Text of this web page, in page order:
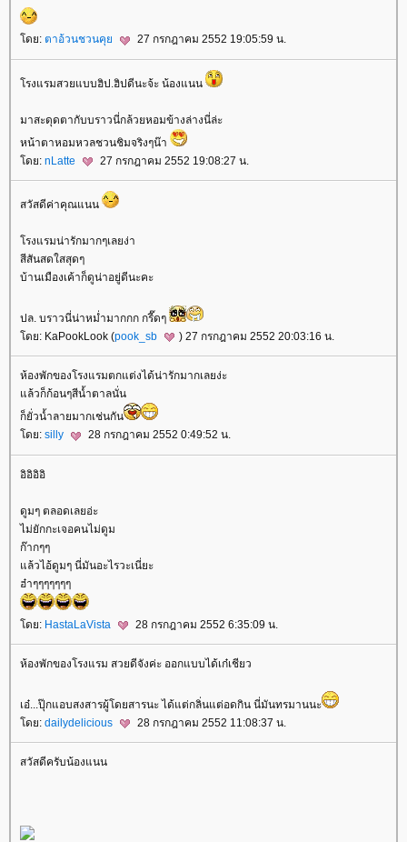
ดย: ตาอ้วนชวนคุ 27 กรกฎาคม 2552 19:05:59 น.
รงแรมสวยแบบฮิป.ฮิปดีนะจ้ะ น้องแนน
มาสะดุดตากับบราวนี่กล้วยหอมข้างล่างนี่ล่ะ
หน้าตาหอมหวลชวนชิมจริงๆน๊า
ดย: nLatte 27 กรกฎาคม 2552 19:08:27 น.
สวัสดีค่าคุณแนน
รงแรมน่ารักมากๆเลยง่า
สีสันสดใสสุดๆ
บ้านเมืองเค้าก็ดูน่าอยู่ดีนะคะ
ปล. บราวนี่น่าหม่ำมากกก กรี๊ดๆ
ดย: KaPookLook (pook_sb ) 27 กรกฎาคม 2552 20:03:16 น.
ห้องพักของโรงแรมตกแต่งได้น่ารักมากเลยง่ะ
ล้วก็ก้อนๆสีน้ำตาลนั่น
ก็ยั่วน้ำลายมากเช่นกัน
ดย: silly 28 กรกฎาคม 2552 0:49:52 น.
อิอิอิอิ
ดูมๆ ตลอดเลยอ่ะ
ไม่ยักกะเจอคนไม่ดูม
ก๊ากๆๆ
ล้วไอ้ดูมๆ นี่มันอะไรวะเนี่ยะ
ฮ๋าๆๆๆๆๆๆๆ
ดย: HastaLaVista 28 กรกฎาคม 2552 6:35:09 น.
ห้องพักของโรงแรม สวยดีจังค่ะ ออกแบบได้เก๋เชียว
เอ๋...ปุ๊กแอบสงสารผู้โดยสารนะ ได้แต่กลิ่นแต่อดกิน นี่มันทรมานนะ
ดย: dailydelicious 28 กรกฎาคม 2552 11:08:37 น.
สวัสดีครับน้องแนน